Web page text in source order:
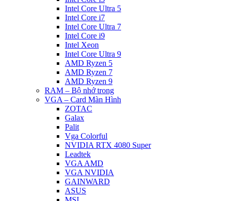
Intel Core Ultra 5
Intel Core i7
Intel Core Ultra 7
Intel Core i9
Intel Xeon
Intel Core Ultra 9
AMD Ryzen 5
AMD Ryzen 7
AMD Ryzen 9
RAM – Bộ nhớ trong
VGA – Card Màn Hình
ZOTAC
Galax
Palit
Vga Colorful
NVIDIA RTX 4080 Super
Leadtek
VGA AMD
VGA NVIDIA
GAINWARD
ASUS